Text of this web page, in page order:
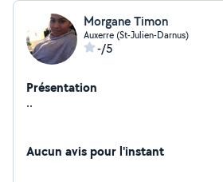
Morgane Timon
Auxerre (St-Julien-Darnus)
-/5
Présentation
..
Aucun avis pour l'instant